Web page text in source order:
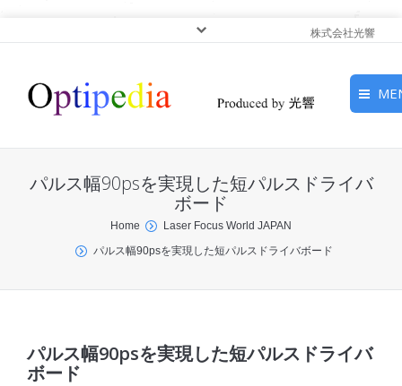
株式会社光響
ピックアップ
サービス
パルス幅90psを実現した短パルスドライバ
ボード
You are here:Home
Laser Focus World JAPAN
パルス幅90psを実現した短パルスドライバボード
パルス幅90psを実現した短パルスドライバ
ボード